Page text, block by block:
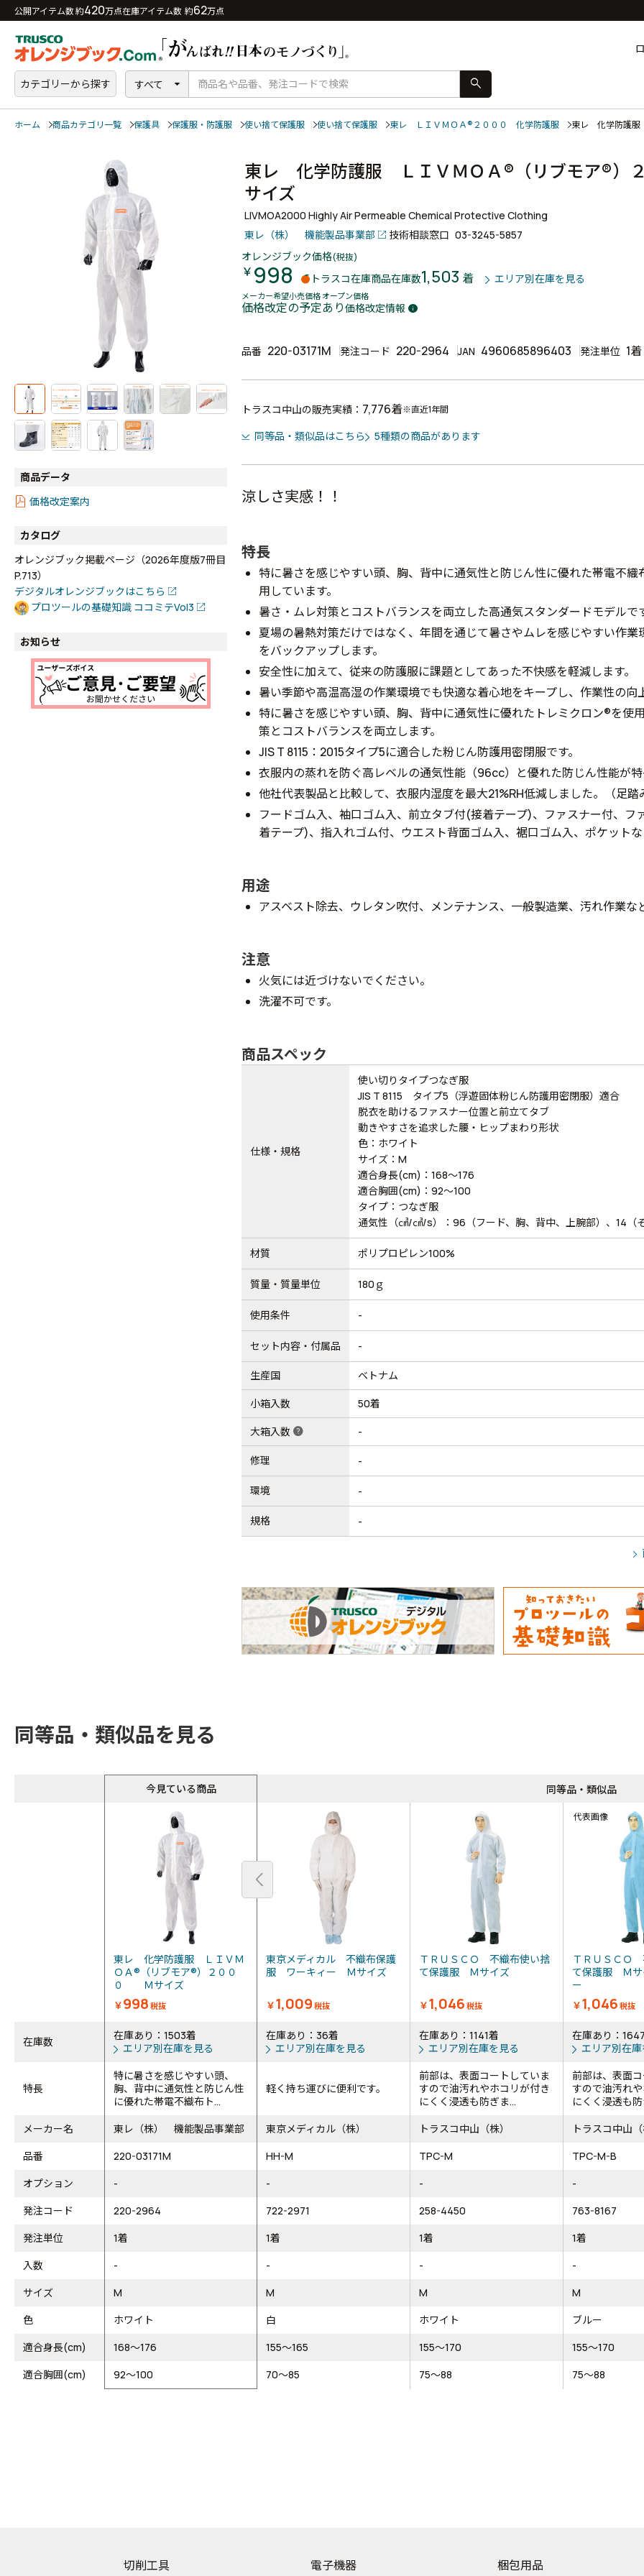
公開アイテム数 約420万点在庫アイテム数 約62万点
カテゴリーから探す すべて search
ホーム 商品カテゴリ一覧 保護具 保護服・防護服 使い捨て保護服 使い捨て保護服 東レ ＬＩＶＭＯＡ®２０００ 化学防護服 東レ 化学防護
商品データ
価格改定案内
カタログ
オレンジブック掲載ページ（2026年度版7冊目
P.713）
デジタルオレンジブックはこちら
プロツールの基礎知識 ココミテVol3
お知らせ
東レ 化学防護服 ＬＩＶＭＯＡ®（リブモア®
サイズ
LIVMOA2000 Highly Air Permeable Chemical Protective Clothing
東レ（株） 機能製品事業部
技術相談窓口 03-3245-5857
オレンジブック価格(税抜)
￥ 998 トラスコ在庫商品在庫数1,503 着 エリア別在庫を見る
メーカー希望小売価格 オープン価格
価格改定の予定あり価格改定情報 info
品番 220-03171M 発注コード 220-2964 JAN 4960685896403 発注単位 1着
トラスコ中山の販売実績： 7,776着※直近1年間
同等品・類似品はこちら 5種類の商品があります
涼しさ実感！！
特長
特に暑さを感じやすい頭、胸、背中に通気性と防じん性に優れた帯電不
用しています。
暑さ・ムレ対策とコストバランスを両立した高通気スタンダードモデルで
夏場の暑熱対策だけではなく、年間を通じて暑さやムレを感じやすい作業
をバックアップします。
安全性に加えて、従来の防護服に課題としてあった不快感を軽減します。
暑い季節や高温高湿の作業環境でも快適な着心地をキープし、作業性の向
特に暑さを感じやすい頭、胸、背中に通気性に優れたトレミクロン®を使
策とコストバランスを両立します。
JIS T 8115：2015タイプ5に適合した粉じん防護用密閉服です。
衣服内の蒸れを防ぐ高レベルの通気性能（96cc）と優れた防じん性能が特
他社代表製品と比較して、衣服内湿度を最大21%RH低減しました。（足踏
フードゴム入、袖口ゴム入、前立タブ付(接着テープ)、ファスナー付、フ
着テープ)、指入れゴム付、ウエスト背面ゴム入、裾口ゴム入、ポケットな
用途
アスベスト除去、ウレタン吹付、メンテナンス、一般製造業、汚れ作業な
注意
火気には近づけないでください。
洗濯不可です。
商品スペック
仕様・規格
使い切りタイプつなぎ服
JIS T 8115 タイプ5（浮遊固体粉じん防護用密閉服）適合
脱衣を助けるファスナー位置と前立てタブ
動きやすさを追求した腰・ヒップまわり形状
色：ホワイト
サイズ：M
適合身長(cm)：168～176
適合胸囲(cm)：92～100
タイプ：つなぎ服
通気性（㎤/㎤/s）：96（フード、胸、背中、上腕部）、14（そ
材質 ポリプロピレン100%
質量・質量単位 180ｇ
使用条件 -
セット内容・付属品 -
生産国 ベトナム
小箱入数 50着
大箱入数 help -
修理 -
環境 -
規格 -
同等品・類似品を見る
今見ている商品
東レ 化学防護服 ＬＩＶＭ
ＯＡ®（リブモア®）２００
０ Ｍサイズ
￥998 税抜
東京メディカル 不織布保護
服 ワーキィー Ｍサイズ
￥1,009 税抜
ＴＲＵＳＣＯ 不織布使い捨
て保護服 Ｍサイズ
￥1,046 税抜
代表画像
ＴＲＵＳＣＯ
て保護服 Ｍ
ー
￥1,046 税抜
在庫数
在庫あり：1503着
エリア別在庫を見る
在庫あり：36着
エリア別在庫を見る
在庫あり：1141着
エリア別在庫を見る
在庫あり：
エリア別在庫
特長
特に暑さを感じやすい頭、
胸、背中に通気性と防じん性
に優れた帯電不織布ト...
軽く持ち運びに便利です。
前部は、表面コートしていま
すので油汚れやホコリが付き
にくく浸透も防ぎま...
前部は、表面
すので油汚れ
にくく浸透も防
メーカー名 東レ（株） 機能製品事業部 東京メディカル（株） トラスコ中山（株） トラスコ中山（
品番
220-03171M HH-M TPC-M TPC-M-B
オプション
- - - -
発注コード
220-2964 722-2971 258-4450 763-8167
発注単位
1着 1着 1着 1着
入数
- - - -
サイズ
M M M M
色
ホワイト 白 ホワイト ブルー
適合身長(cm)
168～176 155～165 155～170 155～170
適合胸囲(cm)
92～100 70～85 75～88 75～88
同等品・類似品
切削工具 電子機器 梱包用品